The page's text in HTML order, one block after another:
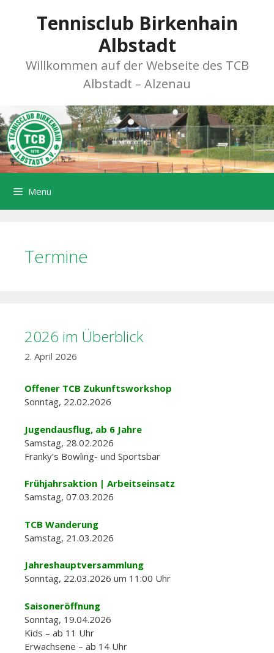
Tennisclub Birkenhain
Albstadt
Willkommen auf der Webseite des TCB
Albstadt – Alzenau
Menu
Termine
2026 im Überblick
2. April 2026
Offener TCB Zukunftsworkshop
Sonntag, 22.02.2026
Jugendausflug, ab 6 Jahre
Samstag, 28.02.2026
Franky‘s Bowling- und Sportsbar
Frühjahrsaktion | Arbeitseinsatz
Samstag, 07.03.2026
TCB Wanderung
Samstag, 21.03.2026
Jahreshauptversammlung
Sonntag, 22.03.2026 um 11:00 Uhr
Saisoneröffnung
Sonntag, 19.04.2026
Kids – ab 11 Uhr
Erwachsene – ab 14 Uhr